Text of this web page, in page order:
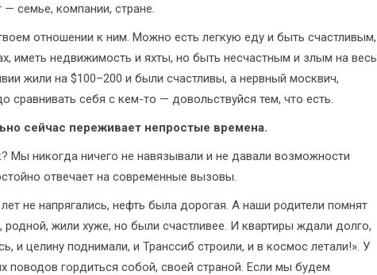
семье, компании, стране.
отношении к ним. Можно есть легкую еду и быть счастливым,
иметь недвижимость и яхты, но быть несчастным и злым на весь
жили на $100–200 и были счастливы, а нервный москвич,
сравнивать себя с кем-то — довольствуйся тем, что есть.
сейчас переживает непростые времена.
Мы никогда ничего не навязывали и не давали возможности
отвечает на современные вызовы.
не напрягались, нефть была дорогая. А наши родители помнят
родной, жили хуже, но были счастливее. И квартиры ждали долго,
и целину поднимали, и Транссиб строили, и в космос летали!». У
поводов гордиться собой, своей страной. Если мы будем